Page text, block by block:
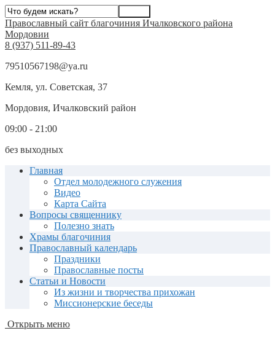
Православный сайт благочиния Ичалковского района
Мордовии
8 (937) 511-89-43
79510567198@ya.ru
Кемля, ул. Советская, 37
Мордовия, Ичалковский район
09:00 - 21:00
без выходных
Главная
Отдел молодежного служения
Видео
Карта Сайта
Вопросы священнику
Полезно знать
Храмы благочиния
Православный календарь
Праздники
Православные посты
Статьи и Новости
Из жизни и творчества прихожан
Миссионерские беседы
Открыть меню